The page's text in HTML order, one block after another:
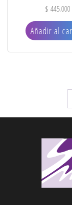
$ 445.000
Añadir al